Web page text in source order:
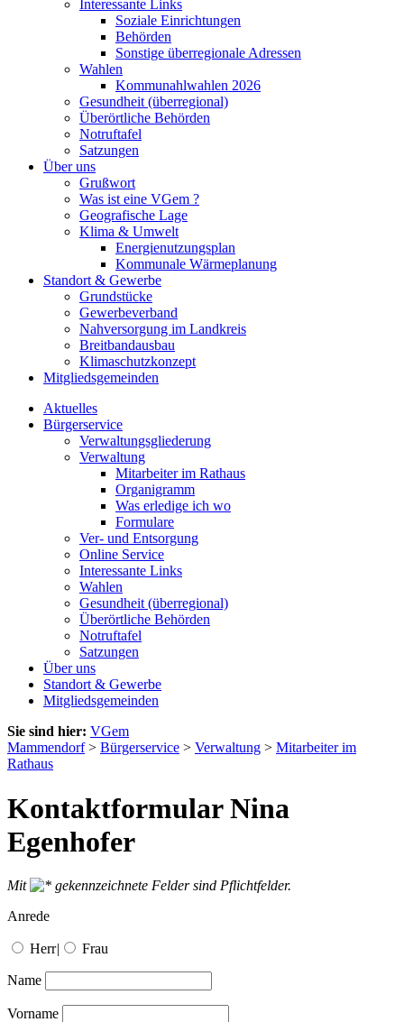
Interessante Links
Soziale Einrichtungen
Behörden
Sonstige überregionale Adressen
Wahlen
Kommunahlwahlen 2026
Gesundheit (überregional)
Überörtliche Behörden
Notruftafel
Satzungen
Über uns
Grußwort
Was ist eine VGem ?
Geografische Lage
Klima & Umwelt
Energienutzungsplan
Kommunale Wärmeplanung
Standort & Gewerbe
Grundstücke
Gewerbeverband
Nahversorgung im Landkreis
Breitbandausbau
Klimaschutzkonzept
Mitgliedsgemeinden
Aktuelles
Bürgerservice
Verwaltungsgliederung
Verwaltung
Mitarbeiter im Rathaus
Organigramm
Was erledige ich wo
Formulare
Ver- und Entsorgung
Online Service
Interessante Links
Wahlen
Gesundheit (überregional)
Überörtliche Behörden
Notruftafel
Satzungen
Über uns
Standort & Gewerbe
Mitgliedsgemeinden
Sie sind hier: VGem
Mammendorf> Bürgerservice > Verwaltung > Mitarbeiter im
Rathaus
Kontaktformular Nina
Egenhofer
Mit
gekennzeichnete Felder sind Pflichtfelder.
Anrede
Herr| Frau
Name
Vorname